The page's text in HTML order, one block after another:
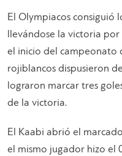
El Olympiacos consiguió
llevándose la victoria
el inicio del campeonato
rojiblancos dispusieron
lograron marcar tres
de la victoria.
El Kaabi abrió el
el mismo jugador hizo el